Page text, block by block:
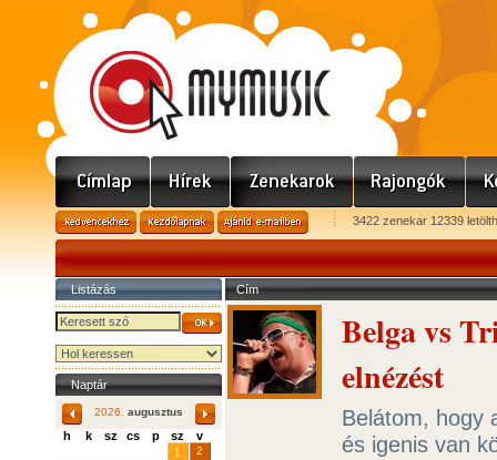
3422 zenekar 12339
Listázás
Naptár
2026. augusztus
h k sz cs p sz v
1
2
Cím
Belga vs
elnézést
Belátom, hogy
és igenis van